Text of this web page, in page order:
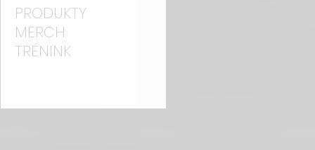
PRODUKTY
MERCH
TRÉNINK